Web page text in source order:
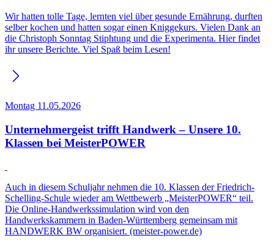
Wir hatten tolle Tage, lernten viel über gesunde Ernährung, durften
selber kochen und hatten sogar einen Kniggekurs. Vielen Dank an
die Christoph Sonntag Stiphtung und die Experimenta. Hier findet
ihr unsere Berichte. Viel Spaß beim Lesen!
Montag 11.05.2026
Unternehmergeist trifft Handwerk – Unsere 10.
Klassen bei MeisterPOWER
Auch in diesem Schuljahr nehmen die 10. Klassen der Friedrich-
Schelling-Schule wieder am Wettbewerb „MeisterPOWER“ teil.
Die Online-Handwerkssimulation wird von den
Handwerkskammern in Baden-Württemberg gemeinsam mit
HANDWERK BW organisiert. (meister-power.de)